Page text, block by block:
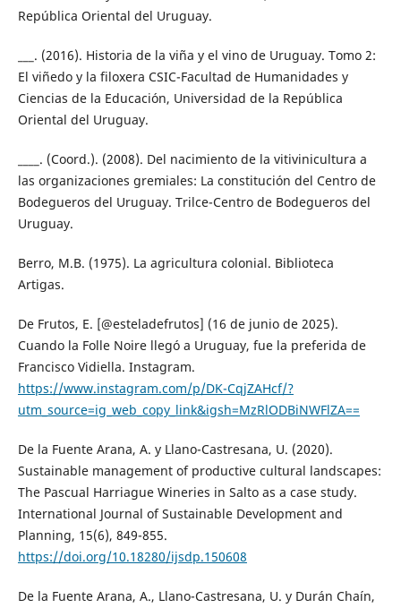
República Oriental del Uruguay.
___. (2016). Historia de la viña y el vino de Uruguay. Tomo 2:
El viñedo y la filoxera CSIC-Facultad de Humanidades y
Ciencias de la Educación, Universidad de la República
Oriental del Uruguay.
____. (Coord.). (2008). Del nacimiento de la vitivinicultura a
las organizaciones gremiales: La constitución del Centro de
Bodegueros del Uruguay. Trilce-Centro de Bodegueros del
Uruguay.
Berro, M.B. (1975). La agricultura colonial. Biblioteca
Artigas.
De Frutos, E. [@esteladefrutos] (16 de junio de 2025).
Cuando la Folle Noire llegó a Uruguay, fue la preferida de
Francisco Vidiella. Instagram.
https://www.instagram.com/p/DK-CqjZAHcf/?
utm_source=ig_web_copy_link&igsh=MzRlODBiNWFlZA==
De la Fuente Arana, A. y Llano-Castresana, U. (2020).
Sustainable management of productive cultural landscapes:
The Pascual Harriague Wineries in Salto as a case study.
International Journal of Sustainable Development and
Planning, 15(6), 849-855.
https://doi.org/10.18280/ijsdp.150608
De la Fuente Arana, A., Llano-Castresana, U. y Durán Chaín,